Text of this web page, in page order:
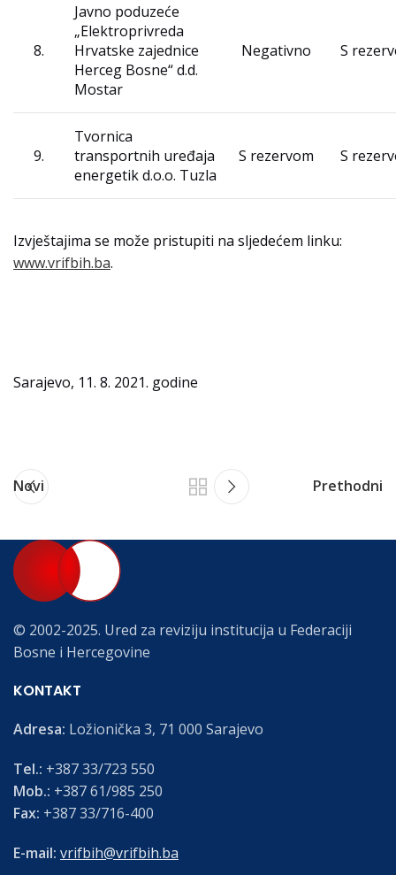
8.
Javno poduzeće
„Elektroprivreda
Hrvatske zajednice
Herceg Bosne“ d.d.
Mostar
Negativno S
9.
Tvornica
transportnih uređaja
energetik d.o.o. Tuzla
S rezervom S
Izvještajima se može pristupiti na sljedećem linku:
www.vrifbih.ba.
Sarajevo, 11. 8. 2021. godine
Novi Prethodni
© 2002-2025. Ured za reviziju institucija u Federaciji
Bosne i Hercegovine
KONTAKT
Adresa: Ložionička 3, 71 000 Sarajevo
Tel.: +387 33/723 550
Mob.: +387 61/985 250
Fax: +387 33/716-400
E-mail: vrifbih@vrifbih.ba